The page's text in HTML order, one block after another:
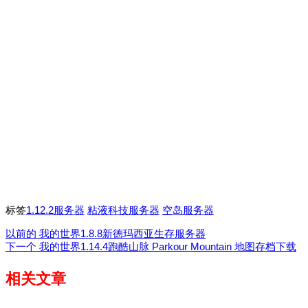
标签1.12.2服务器 粘液科技服务器 空岛服务器
以前的 我的世界1.8.8新德玛西亚生存服务器
下一个 我的世界1.14.4跑酷山脉 Parkour Mountain 地图存档下载
相关文章